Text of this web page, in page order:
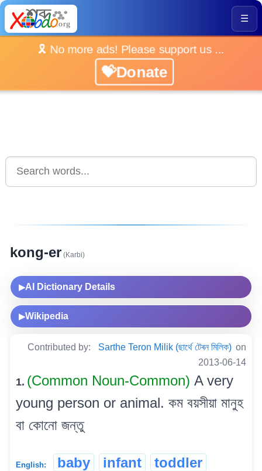
☰
🎗️ No more ads! Please support us ...
💝Donate
kong-er (Karbi)
▶AI Dictionary Details
▶Wikipedia
Contributed by: Sarthe Teron Milik (ছাৰ্থে টেৰন মিলিক) on
2013-06-14
1. (Common Noun-Common) A very
young person or animal. কম বয়সীয়া মানুহ
বা কোনো জন্তু
English: baby infant toddler